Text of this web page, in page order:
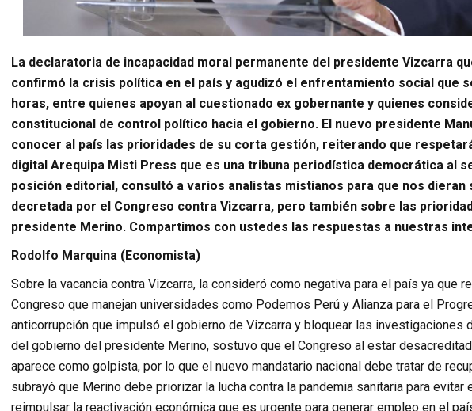
La declaratoria de incapacidad moral permanente del presidente Vizcarra
confirmó la crisis política en el país y agudizó el enfrentamiento social que
horas, entre quienes apoyan al cuestionado ex gobernante y quienes
constitucional de control político hacia el gobierno. El nuevo presidente
conocer al país las prioridades de su corta gestión, reiterando que
digital Arequipa Misti Press que es una tribuna periodística democrática al
posición editorial, consultó a varios analistas mistianos para que nos dieran
decretada por el Congreso contra Vizcarra, pero también sobre las
presidente Merino. Compartimos con ustedes las respuestas a nuestras
Rodolfo Marquina (Economista)
Sobre la vacancia contra Vizcarra, la consideró como negativa para el país ya que
Congreso que manejan universidades como Podemos Perú y Alianza para el
anticorrupción que impulsó el gobierno de Vizcarra y bloquear las investigaciones
del gobierno del presidente Merino, sostuvo que el Congreso al estar
aparece como golpista, por lo que el nuevo mandatario nacional debe tratar de
subrayó que Merino debe priorizar la lucha contra la pandemia sanitaria para
reimpulsar la reactivación económica que es urgente para generar empleo en el